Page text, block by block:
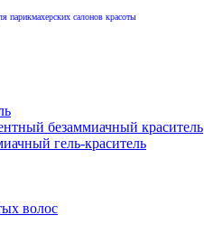
парикмахерских салонов красоты
безаммиачный краситель
гель-краситель
волос